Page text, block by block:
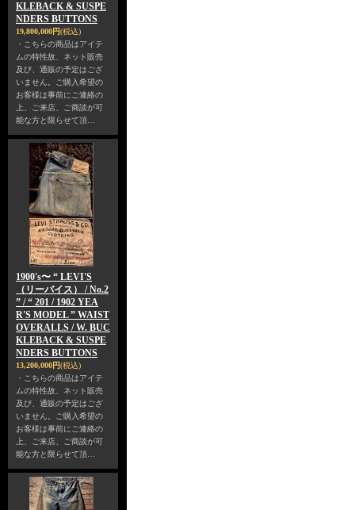
KLEBACK & SUSPE
NDERS BUTTONS
19,800,000円(税込)
・こちらの商品はアイテ
ムの特性故、ネット販売
及び、通販の予定はござ
いません。ご購入希望の
お客様は事前にご連絡の
上、ご来店、ご商談が可
能な方と限らせて頂…
1900's〜 “ LEVI'S
（リーバイス） / No.2
” / “ 201 / 1902 YEA
R'S MODEL ” WAIST
OVERALLS / W. BUC
KLEBACK & SUSPE
NDERS BUTTONS
13,200,000円(税込)
・こちらの商品はアイテ
ムの特性故、ネット販売
及び、通販の予定はござ
いません。ご購入希望の
お客様は事前にご連絡の
上、ご来店、ご商談が可
能な方と限らせて頂…